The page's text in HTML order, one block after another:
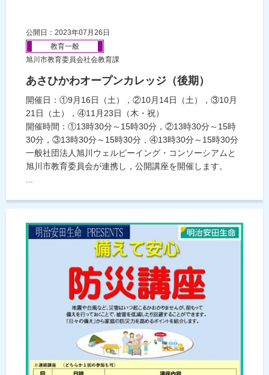
公開日：2023年07月26日
教育一般
旭川市教育委員会社会教育課
あさひかわオープンカレッジ（後期）
開催日：①9月16日（土），②10月14日（土），③10月
21日（土），④11月23日（木・祝）
開催時間：①13時30分～15時30分，②13時30分～15時
30分，③13時30分～15時30分，④13時30分～15時30分
一般社団法人旭川ウェルビーイング・コンソーシアムと
旭川市教育委員会が連携し，公開講座を開催します。